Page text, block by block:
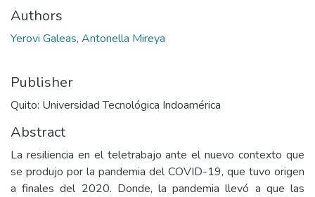
Authors
Yerovi Galeas, Antonella Mireya
Publisher
Quito: Universidad Tecnológica Indoamérica
Abstract
La resiliencia en el teletrabajo ante el nuevo contexto que
se produjo por la pandemia del COVID-19, que tuvo origen
a finales del 2020. Donde, la pandemia llevó a que las